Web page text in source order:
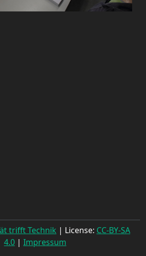
trifft Technik | License: CC-BY-SA
4.0 | Impressum